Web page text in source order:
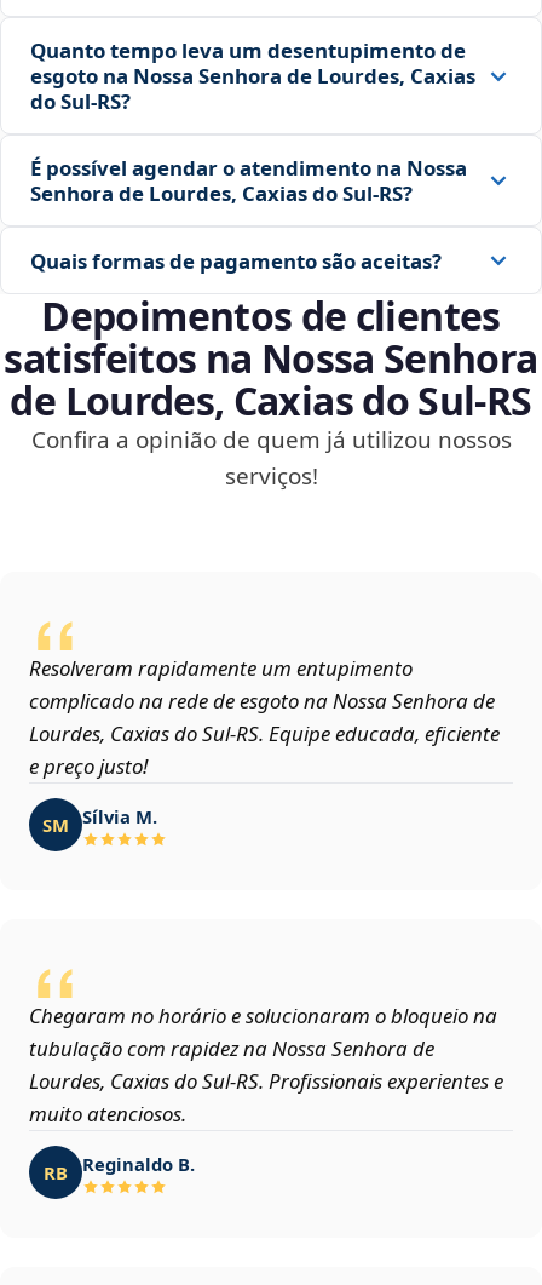
Quanto tempo leva um desentupimento de
esgoto na Nossa Senhora de Lourdes, Caxias
do Sul‑RS?
É possível agendar o atendimento na Nossa
Senhora de Lourdes, Caxias do Sul‑RS?
Quais formas de pagamento são aceitas?
Depoimentos de clientes
satisfeitos na Nossa Senhora
de Lourdes, Caxias do Sul‑RS
Confira a opinião de quem já utilizou nossos
serviços!
Resolveram rapidamente um entupimento
complicado na rede de esgoto na Nossa Senhora de
Lourdes, Caxias do Sul‑RS. Equipe educada, eficiente
e preço justo!
SM Sílvia M.
Chegaram no horário e solucionaram o bloqueio na
tubulação com rapidez na Nossa Senhora de
Lourdes, Caxias do Sul‑RS. Profissionais experientes e
muito atenciosos.
RB Reginaldo B.